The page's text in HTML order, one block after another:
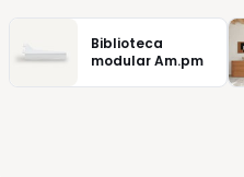
Biblioteca
modular Am.pm